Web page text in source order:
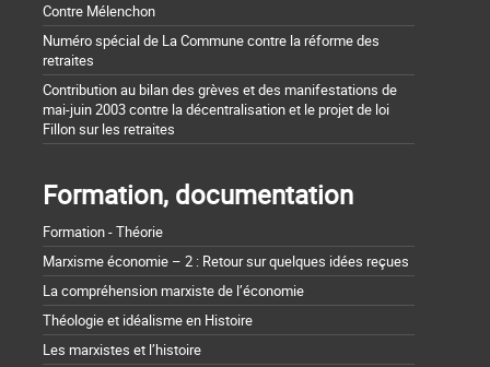
Contre Mélenchon
Numéro spécial de La Commune contre la réforme des
retraites
Contribution au bilan des grèves et des manifestations de
mai-juin 2003 contre la décentralisation et le projet de loi
Fillon sur les retraites
Formation, documentation
Formation - Théorie
Marxisme économie – 2 : Retour sur quelques idées reçues
La compréhension marxiste de l’économie
Théologie et idéalisme en Histoire
Les marxistes et l’histoire